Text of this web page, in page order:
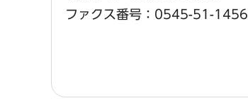
ファクス番号：0545-51-1456